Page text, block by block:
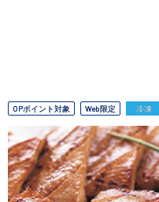
OPポイント対象 Web限定 冷凍